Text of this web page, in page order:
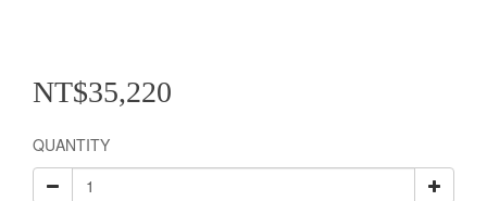
NT$35,220
QUANTITY